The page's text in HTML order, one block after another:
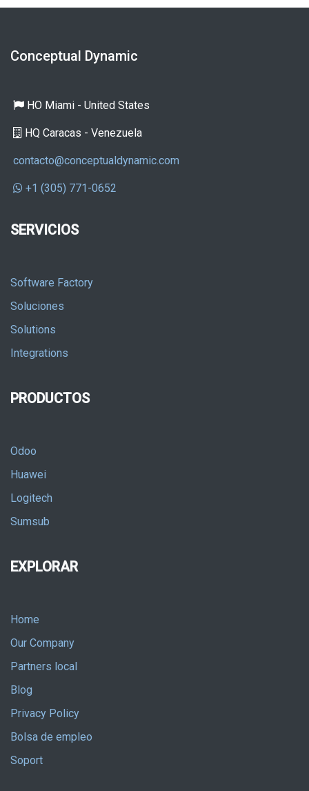
Conceptual Dynamic
HO ​Miami - United States
HQ Caracas - Venezuela
contacto@conceptualdynamic.com
+1 (305) 771-0652
SERVICIOS
Software Factory
Soluciones
Solutions
Integrations
PRODUCTOS
Odoo
Huawei
Logitech
Sumsub
EXPLORAR
Home
Our Company
Partners local
Blog
Privacy Policy
Bolsa de empleo
Soport